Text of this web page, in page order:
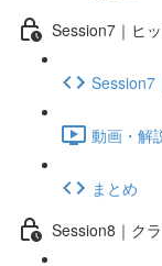
Session7｜ヒ
Session7
動画・解
まとめ
Session8｜ク